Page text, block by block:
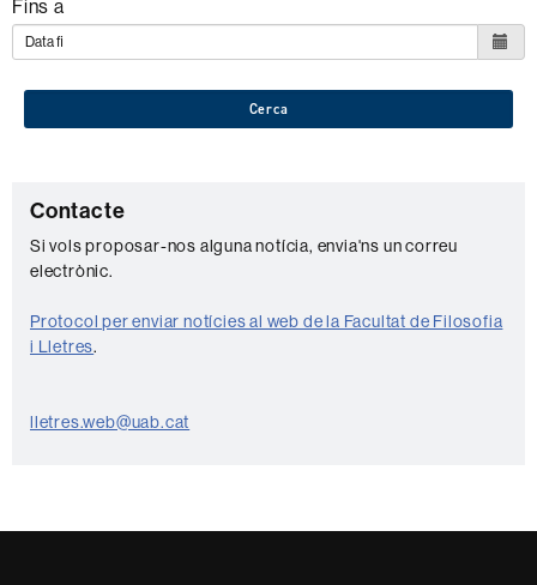
Fins a
Cerca
C
o
n
t
a
t
Contacte
Si vols proposar-nos alguna notícia, envia'ns un correu
electrònic.
Protocol per enviar notícies al web de la Facultat de Filosofia
i Lletres.
lletres.web@uab.cat